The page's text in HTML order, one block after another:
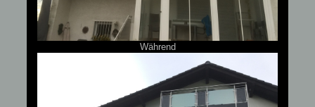
Während